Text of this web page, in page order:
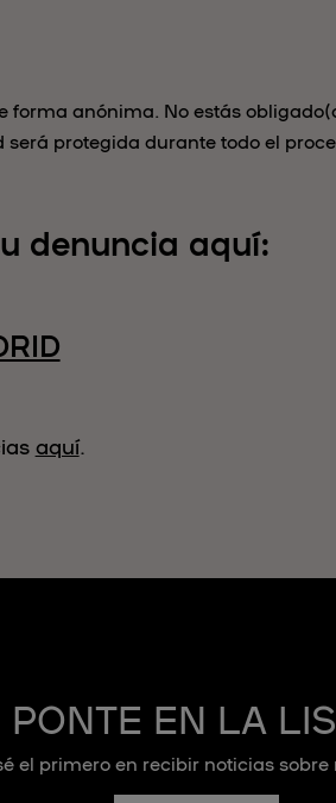
forma anónima. No estás
será protegida durante todo el
denuncia aquí:
aquí.
PONTE EN LA
el primero en recibir noticias sobre